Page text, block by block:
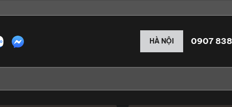
HÀ NỘI 0907